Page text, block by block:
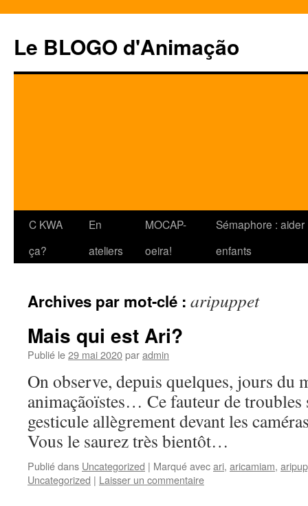
Le BLOGO d'Animação
Aller
C KWA
ça?
En
ateliers
MOCAP-
oeira!
Sémaphore : aider
enfants
Archives par mot-clé : aripuppet
Mais qui est Ari?
Publié le29 mai 2020paradmin
On observe, depuis quelques, jours du
animaçãoïstes… Ce fauteur de
gesticule allègrement devant les
Vous le saurez très bientôt…
Publié dans Uncategorized | Marqué avecari, aricamiam,
Uncategorized | Laisser un commentaire